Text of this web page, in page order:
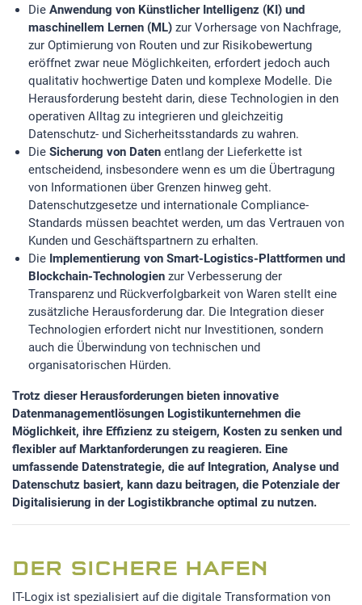
Die Anwendung von Künstlicher Intelligenz (KI) und
maschinellem Lernen (ML) zur Vorhersage von Nachfrage,
zur Optimierung von Routen und zur Risikobewertung
eröffnet zwar neue Möglichkeiten, erfordert jedoch auch
qualitativ hochwertige Daten und komplexe Modelle. Die
Herausforderung besteht darin, diese Technologien in den
operativen Alltag zu integrieren und gleichzeitig
Datenschutz- und Sicherheitsstandards zu wahren.
Die Sicherung von Daten entlang der Lieferkette ist
entscheidend, insbesondere wenn es um die Übertragung
von Informationen über Grenzen hinweg geht.
Datenschutzgesetze und internationale Compliance-
Standards müssen beachtet werden, um das Vertrauen von
Kunden und Geschäftspartnern zu erhalten.
Die Implementierung von Smart-Logistics-Plattformen und
Blockchain-Technologien zur Verbesserung der
Transparenz und Rückverfolgbarkeit von Waren stellt eine
zusätzliche Herausforderung dar. Die Integration dieser
Technologien erfordert nicht nur Investitionen, sondern
auch die Überwindung von technischen und
organisatorischen Hürden.
Trotz dieser Herausforderungen bieten innovative
Datenmanagementlösungen Logistikunternehmen die
Möglichkeit, ihre Effizienz zu steigern, Kosten zu senken und
flexibler auf Marktanforderungen zu reagieren. Eine
umfassende Datenstrategie, die auf Integration, Analyse und
Datenschutz basiert, kann dazu beitragen, die Potenziale der
Digitalisierung in der Logistikbranche optimal zu nutzen.
DER SICHERE HAFEN
IT-Logix ist spezialisiert auf die digitale Transformation von
EXTERNE MEDIEN
Um Inhalte von Videoplattformen und Social Media
Plattformen anzeigen zu können, werden von diesen
externen Medien Cookies gesetzt.
YouTube